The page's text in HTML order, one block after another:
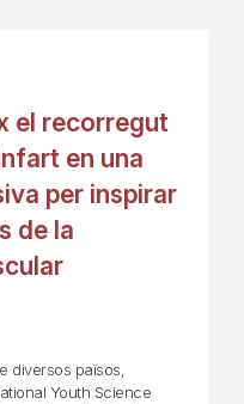
el recorregut
en una
per inspirar
de la
diversos països,
Youth Science